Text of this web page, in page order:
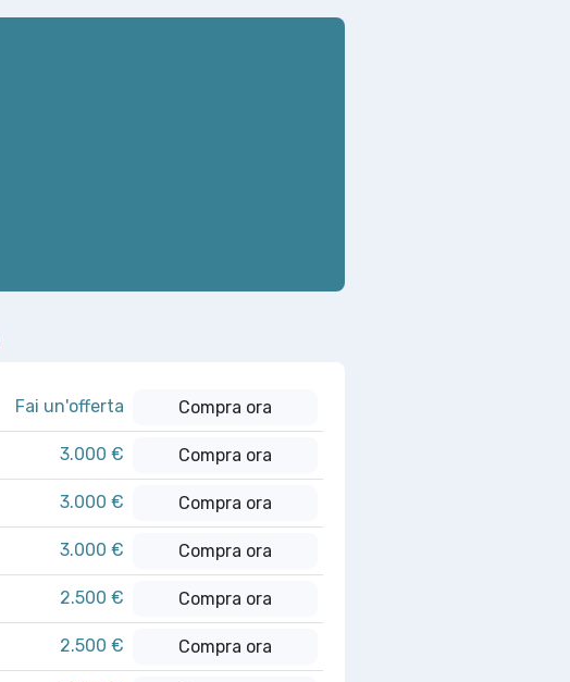
Fai un'offerta Compra ora
3.000 € Compra ora
3.000 € Compra ora
3.000 € Compra ora
2.500 € Compra ora
2.500 € Compra ora